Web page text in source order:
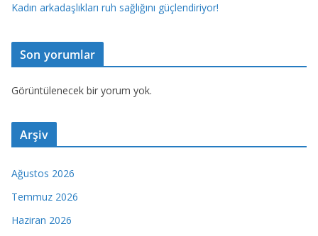
Kadın arkadaşlıkları ruh sağlığını güçlendiriyor!
Son yorumlar
Görüntülenecek bir yorum yok.
Arşiv
Ağustos 2026
Temmuz 2026
Haziran 2026